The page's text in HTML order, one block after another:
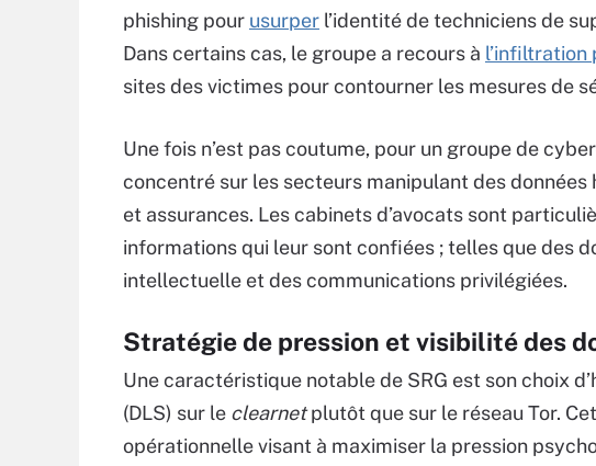
phishing pour usurper l’identité de techniciens de
Dans certains cas, le groupe a recours à l’infiltration
sites des victimes pour contourner les mesures de
Une fois n’est pas coutume, pour un groupe de
concentré sur les secteurs manipulant des
et assurances. Les cabinets d’avocats sont
informations qui leur sont confiées ; telles que des
intellectuelle et des communications privilégiées.
Stratégie de pression et visibilité des
Une caractéristique notable de SRG est son choix
(DLS) sur le clearnetplutôt que sur le réseau Tor.
opérationnelle visant à maximiser la pression